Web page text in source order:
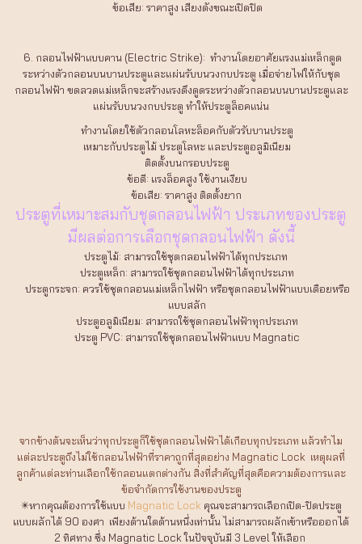
ข้อเสีย: ราคาสูง เสียงดังขณะเปิดปิด
6. กลอนไฟฟ้าแบบคาน (Electric Strike): ทำงานโดยอาศัยแรงแม่เหล็กดูด
ระหว่างตัวกลอนบนบานประตูและแผ่นรับบนวงกบประตู เมื่อจ่ายไฟให้กับชุด
กลอนไฟฟ้า ขดลวดแม่เหล็กจะสร้างแรงดึงดูดระหว่างตัวกลอนบนบานประตูและ
แผ่นรับบนวงกบประตู ทำให้ประตูล็อคแน่น
ทำงานโดยใช้ตัวกลอนโลหะล็อคกับตัวรับบานประตู
เหมาะกับประตูไม้ ประตูโลหะ และประตูอลูมิเนียม
ติดตั้งบนกรอบประตู
ข้อดี: แรงล็อคสูง ใช้งานเงียบ
ข้อเสีย: ราคาสูง ติดตั้งยาก
ประตูที่เหมาะสมกับชุดกลอนไฟฟ้า ประเภทของประตู
มีผลต่อการเลือกชุดกลอนไฟฟ้า ดังนี้
ประตูไม้: สามารถใช้ชุดกลอนไฟฟ้าได้ทุกประเภท
ประตูเหล็ก: สามารถใช้ชุดกลอนไฟฟ้าได้ทุกประเภท
ประตูกระจก: ควรใช้ชุดกลอนแม่เหล็กไฟฟ้า หรือชุดกลอนไฟฟ้าแบบเดือยหรือ
แบบสลัก
ประตูอลูมิเนียม: สามารถใช้ชุดกลอนไฟฟ้าทุกประเภท
ประตู PVC: สามารถใช้ชุดกลอนไฟฟ้าแบบ Magnatic
จากข้างต้นจะเห็นว่าทุกประตูก็ใช้ชุดกลอนไฟฟ้าได้เกือบทุกประเภท แล้วทำไม
แต่ละประตูถึงไม่ใช้กลอนไฟฟ้าที่ราคาถูกที่สุดอย่าง Magnatic Lock เหตุผลที่
ลูกค้าแต่ละท่านเลือกใช้กลอนแตกต่างกัน สิ่งที่สำคัญที่สุดคือความต้องการและ
ข้อจำกัดการใช้งานของประตู
✴️หากคุณต้องการใช้แบบ Magnatic Lock คุณจะสามารถเลือกเปิด-ปิดประตู
แบบผลักได้ 90 องศา เพียงด้านใดด้านหนึ่งเท่านั้น ไม่สามารถผลักเข้าหรือออกได้
2 ทิศทาง ซึ่ง Magnatic Lock ในปัจจุบันมี 3 Level ให้เลือก